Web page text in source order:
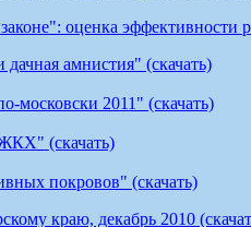
оценка
амнистия" (скачать)
московски 2011" (скачать)
(скачать)
покровов" (скачать)
краю, декабрь 2010